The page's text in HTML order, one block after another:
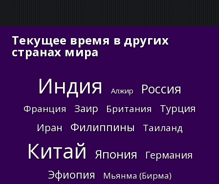
Текущее время в других
странах мира
Индия Алжир Россия
Франция Заир Британия
Турция
Иран
Филиппины Таиланд
Китай Япония Германия
Эфиопия Мьянма (Бирма)